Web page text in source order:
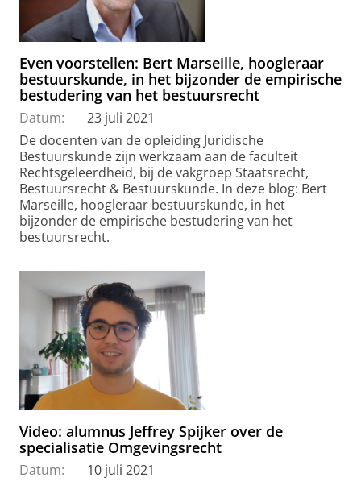
Even voorstellen: Bert Marseille, hoogleraar
bestuurskunde, in het bijzonder de empirische
bestudering van het bestuursrecht
Datum:
23 juli 2021
De docenten van de opleiding Juridische
Bestuurskunde zijn werkzaam aan de faculteit
Rechtsgeleerdheid, bij de vakgroep Staatsrecht,
Bestuursrecht & Bestuurskunde. In deze blog: Bert
Marseille, hoogleraar bestuurskunde, in het
bijzonder de empirische bestudering van het
bestuursrecht.
Video: alumnus Jeffrey Spijker over de
specialisatie Omgevingsrecht
Datum:
10 juli 2021